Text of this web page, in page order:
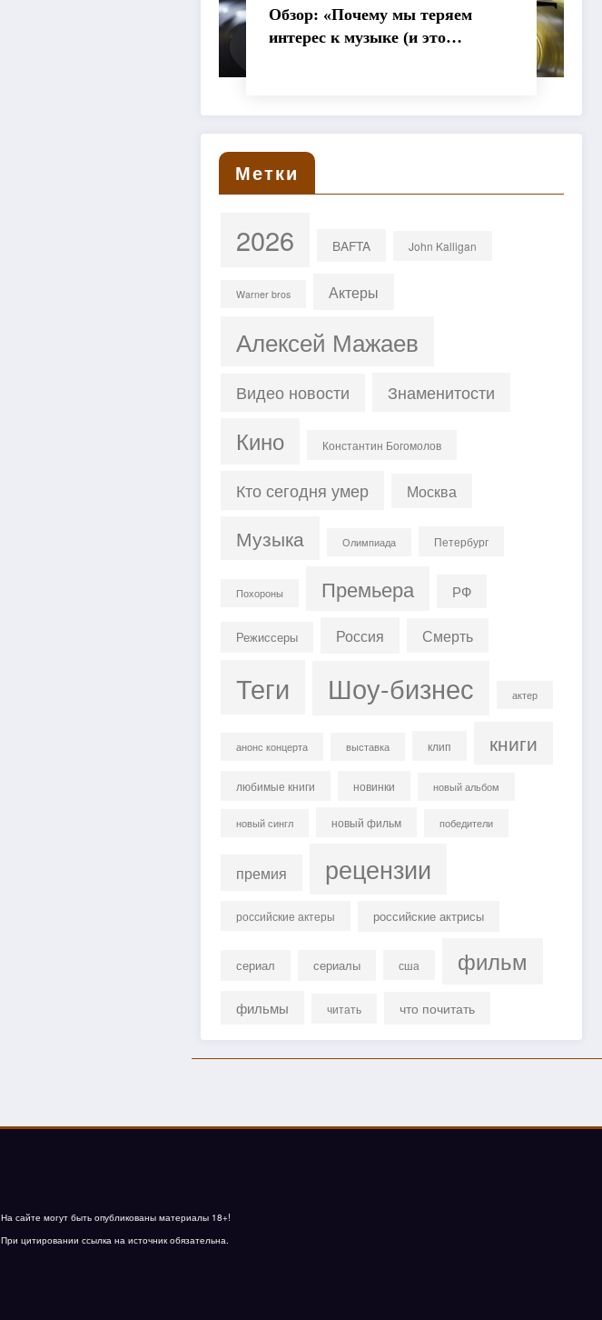
Обзор: «Почему мы теряем
интерес к музыке (и это
Метки
2026 BAFTA John Kalligan
Warner bros Актеры
Алексей Мажаев
Видео новости Знаменитости
Кино Константин Богомолов
Кто сегодня умер Москва
Музыка Олимпиада Петербург
Похороны Премьера РФ
Режиссеры Россия Смерть
Теги Шоу-бизнес актер
анонс концерта выставка клип книги
любимые книги новинки новый альбом
новый сингл новый фильм победители
премия рецензии
российские актеры российские актрисы
сериал сериалы сша фильм
фильмы читать что почитать
На сайте могут быть опубликованы материалы 18+!
При цитировании ссылка на источник обязательна.